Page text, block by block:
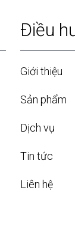
Điều
Giới thiệu
Sản phẩm
Dịch vụ
Tin tức
Liên hệ